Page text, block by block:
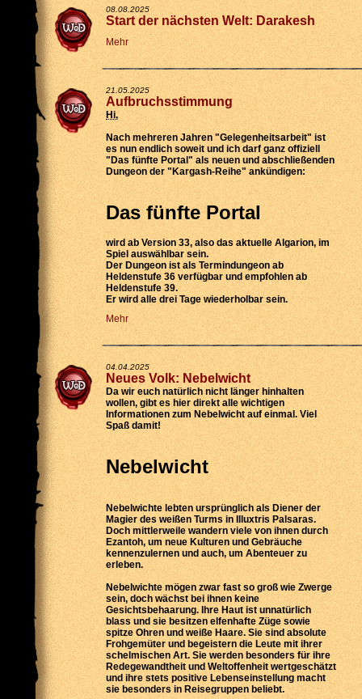
08.08.2025
Start der nächsten Welt: Darakesh
Mehr
21.05.2025
Aufbruchsstimmung
Hi,
Nach mehreren Jahren "Gelegenheitsarbeit" ist
es nun endlich soweit und ich darf ganz offiziell
"Das fünfte Portal" als neuen und abschließenden
Dungeon der "Kargash-Reihe" ankündigen:
Das fünfte Portal
wirdab Version 33, also das aktuelle Algarion, im
Spiel auswählbar sein.
Der Dungeon ist alsTermindungeon ab
Heldenstufe 36 verfügbar und empfohlen ab
Heldenstufe 39.
Er wirdalle drei Tage wiederholbarsein.
Mehr
04.04.2025
Neues Volk: Nebelwicht
Da wir euch natürlich nicht länger hinhalten
wollen, gibt es hier direkt alle wichtigen
Informationen zum Nebelwicht auf einmal. Viel
Spaß damit!
Nebelwicht
Nebelwichte lebten ursprünglich als Diener der
Magier des weißen Turms in Illuxtris Palsaras.
Doch mittlerweile wandern viele von ihnen durch
Ezantoh, um neue Kulturen und Gebräuche
kennenzulernen und auch, um Abenteuer zu
erleben.
Nebelwichte mögen zwar fast so groß wie Zwerge
sein, doch wächst bei ihnen keine
Gesichtsbehaarung. Ihre Haut ist unnatürlich
blass und sie besitzen elfenhafte Züge sowie
spitze Ohren und weiße Haare. Sie sind absolute
Frohgemüter und begeistern die Leute mit ihrer
schelmischen Art. Sie werden besonders für ihre
Redegewandtheit und Weltoffenheit wertgeschätzt
und ihre stets positive Lebenseinstellung macht
sie besonders in Reisegruppen beliebt.